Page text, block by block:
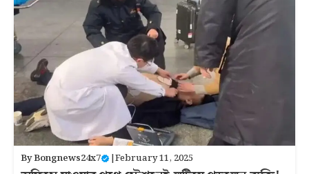
ByBongnews24x7 |February 11, 2025